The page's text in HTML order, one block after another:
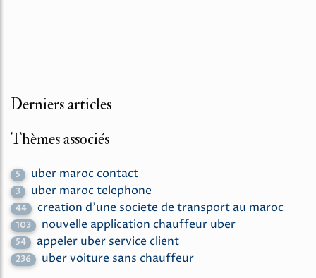
Derniers articles
Thèmes associés
5 uber maroc contact
3 uber maroc telephone
44 creation d'une societe de transport au maroc
103 nouvelle application chauffeur uber
54 appeler uber service client
236 uber voiture sans chauffeur